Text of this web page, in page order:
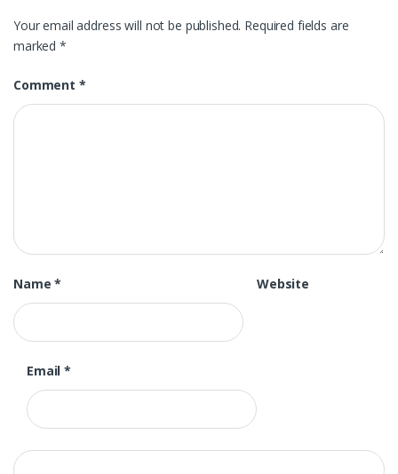
Your email address will not be published. Required fields are
marked*
Comment *
Name*
Email*
Website